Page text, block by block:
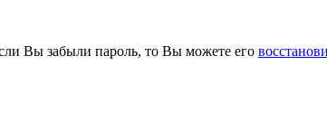
Вы забыли пароль, то Вы можете его